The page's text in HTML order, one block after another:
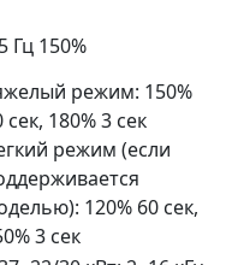
Гц 150%
режим: 150%
сек, 180% 3 сек
режим (если
120% 60 сек,
3 сек